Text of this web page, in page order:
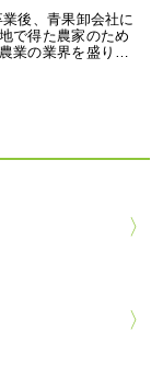
後、青果卸会社に
で得た農家のため
業の業界を盛り…